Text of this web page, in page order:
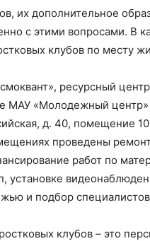
их дополнительное
с этими вопросами. В
клубов по месту
ресурсный
МАУ «Молодежный
д. 40, помещение
проведены
работ по
установке
и подбор
клубов – это